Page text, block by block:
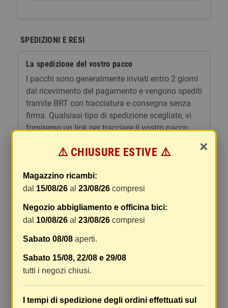
SPEDIZIONI E RESI
La spedizione del vostro pacco
I pacchi sono generalmente inviati entro 2 giorni
dal ricevimento del pagamento e vengono spediti
tramite BRT con tracciatura e consegna senza
firma. Qualsiasi tipo di spedizione scegliate, vi
forniremo un link per tracciare il vostro pacco
Le spese di spedizione comprendono gli oneri di
di gestione sono fissi, mentre i costi di trasporto
variano a seconda del peso totale della
spedizione. Vi consigliamo di raggruppare i
vostri articoli in un unico ordine. Non ci è
effettuati separatamente, pertanto le spese di
spedizione saranno addebitate per ognuno di
essi. Il vostro pacco sarà inviato a vostro rischio,
×
⚠️ CHIUSURE ESTIVE ⚠️
Magazzino ricambi:
dal 15/08/26 al23/08/26 compresi
Negozio abbigliamento e officina bici:
dal 10/08/26 al23/08/26 compresi
Sabato 08/08 aperti.
Sabato 15/08, 22/08 e 29/08
tutti i negozi chiusi.
I tempi di spedizione degli ordini effettuati sul